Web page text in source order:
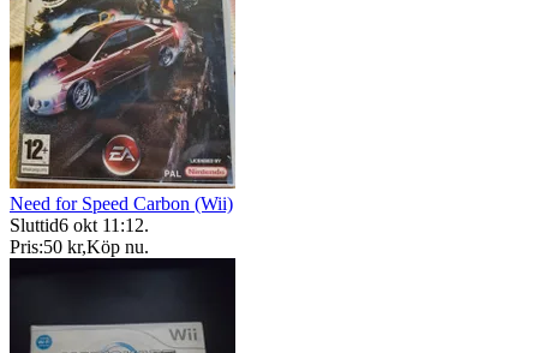
Need for Speed Carbon (Wii)
Sluttid6 okt 11:12.
Pris:50 kr,Köp nu.